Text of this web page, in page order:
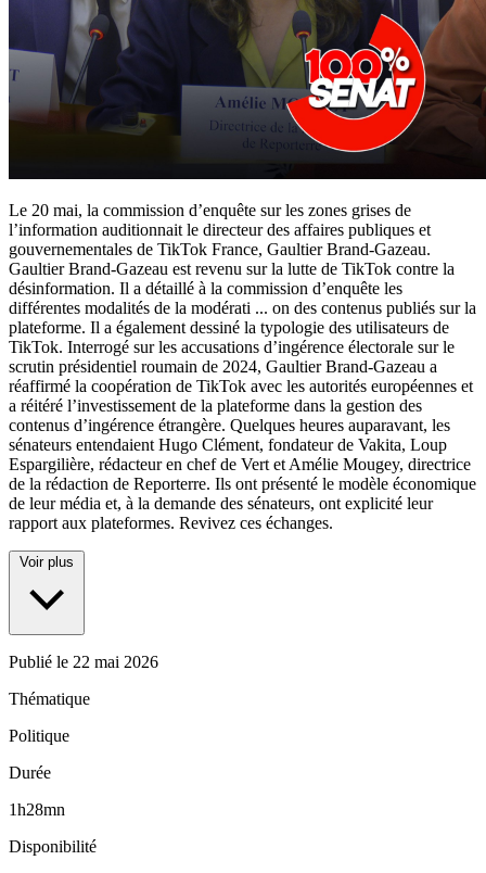
Le 20 mai, la commission d’enquête sur les zones grises de
l’information auditionnait le directeur des affaires publiques et
gouvernementales de TikTok France, Gaultier Brand-Gazeau.
Gaultier Brand-Gazeau est revenu sur la lutte de TikTok contre la
désinformation. Il a détaillé à la commission d’enquête les
différentes modalités de la modérati ... on des contenus publiés sur la
plateforme. Il a également dessiné la typologie des utilisateurs de
TikTok. Interrogé sur les accusations d’ingérence électorale sur le
scrutin présidentiel roumain de 2024, Gaultier Brand-Gazeau a
réaffirmé la coopération de TikTok avec les autorités européennes et
a réitéré l’investissement de la plateforme dans la gestion des
contenus d’ingérence étrangère. Quelques heures auparavant, les
sénateurs entendaient Hugo Clément, fondateur de Vakita, Loup
Espargilière, rédacteur en chef de Vert et Amélie Mougey, directrice
de la rédaction de Reporterre. Ils ont présenté le modèle économique
de leur média et, à la demande des sénateurs, ont explicité leur
rapport aux plateformes. Revivez ces échanges.
Voir plus
Publié le 22 mai 2026
Thématique
Politique
Durée
1h28mn
Disponibilité